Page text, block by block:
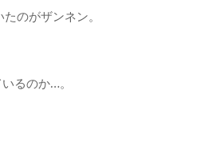
のがザンネン。
るのか…。